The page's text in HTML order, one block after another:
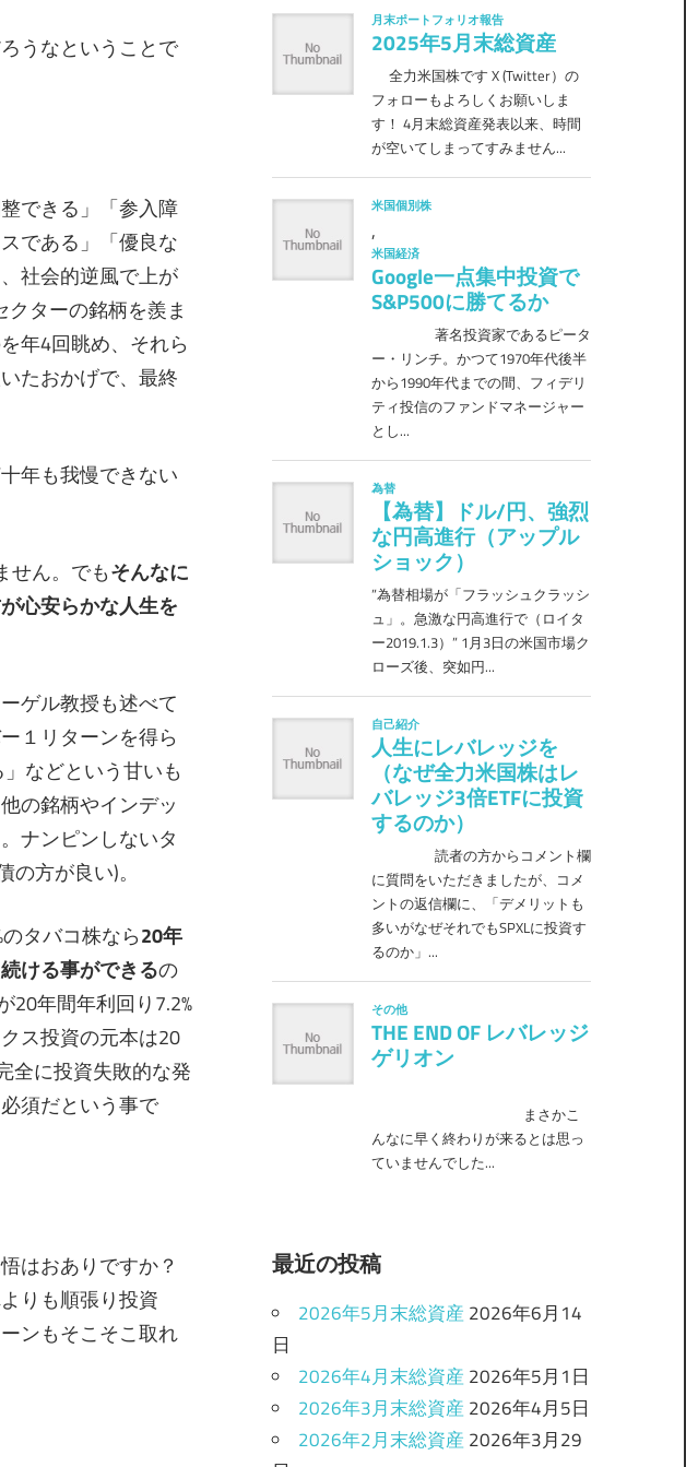
うなということで
できる」「参入障
である」「優良な
社会的逆風で上が
ターの銘柄を羨ま
年4回眺め、それら
たおかげで、最終
年も我慢できない
せん。でもそんなに
心安らかな人生を
ゲル教授も述べて
１リターンを得ら
などという甘いも
の銘柄やインデッ
ナンピンしないタ
方が良い)。
タバコ株なら20年
ける事ができるの
20年間年利回り7.2%
ス投資の元本は20
全に投資失敗的な発
須だという事で
はおありですか？
りも順張り投資
ンもそこそこ取れ
最近の投稿
2026年5月末総資産 2026年6月14
日
2026年4月末総資産 2026年5月1日
2026年3月末総資産 2026年4月5日
2026年2月末総資産 2026年3月29